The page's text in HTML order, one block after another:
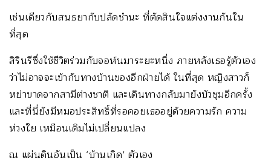
เช่นเดียวกับสนธยากับปลัดชำนะ ที่ตัดสินใจแต่งงานกันใน
ที่สุด
สิรินรีซึ่งใช้ชีวิตร่วมกับจอห์นมาระยะหนึ่ง ภายหลังเธอรู้ตัวเอง
ว่าไม่อาจจะเข้ากับทางบ้านของอีกฝ่ายได้ ในที่สุด หญิงสาวก็
หย่าขาดจากสามีต่างชาติ และเดินทางกลับมายังบัวชุมอีกครั้ง
และที่นี่ยังมีหมอประสิทธิ์ที่รอคอยเธออยู่ด้วยความรัก ความ
ห่วงใย เหมือนเดิมไม่เปลี่ยนแปลง